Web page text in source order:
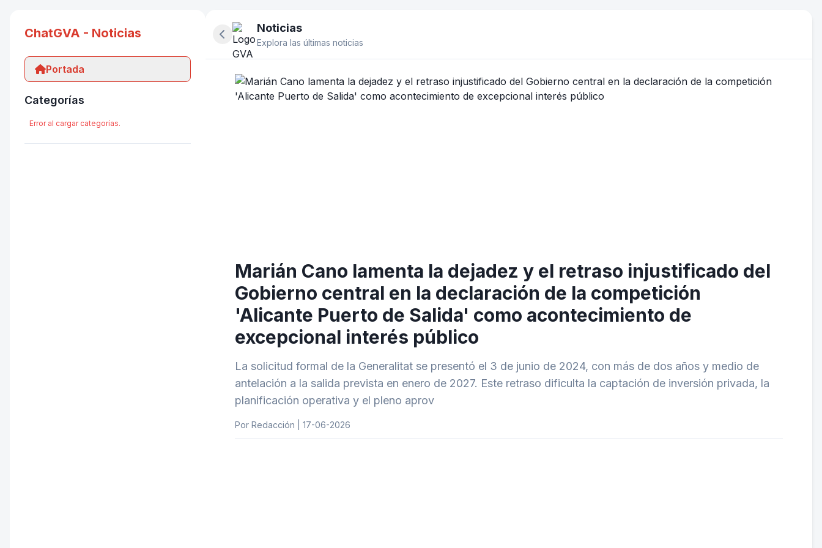
ChatGVA - Noticias
Portada
Categorías
Error al cargar categorías.
Ocultar panel lateral
Noticias
Explora las últimas noticias
Marián Cano lamenta la dejadez y el retraso injustificado del
Gobierno central en la declaración de la competición
'Alicante Puerto de Salida' como acontecimiento de
excepcional interés público
La solicitud formal de la Generalitat se presentó el 3 de junio de 2024, con más de dos años y medio de
antelación a la salida prevista en enero de 2027. Este retraso dificulta la captación de inversión privada, la
planificación operativa y el pleno aprov
Por Redacción | 17-06-2026